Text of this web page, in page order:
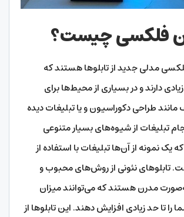
فلکسی چیست؟
مدلی جدید از تابلوها هستند که
دارند و در بسیاری از محیط‌ها برای
مانند طراحی دکوراسیون و یا تبلیغات دیده
تبلیغات از شیوه‌های بسیار متنوعی
یک نمونه از آن‌ها تبلیغات با استفاده از
تابلوهای نئونی از روش‌های محبوب و
مدرن هستند که می‌توانند میزان
تا حد زیادی افزایش دهند. این تابلوها از